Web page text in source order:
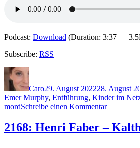
Podcast: Download (Duration: 3:37 —
Subscribe: RSS
Autor
Caro29. August 202228. August
Emer Murphy, Entführung, Kinder im
mordSchreibe einen Kommentarzu
Kristine
Getz
2168: Henri Faber –